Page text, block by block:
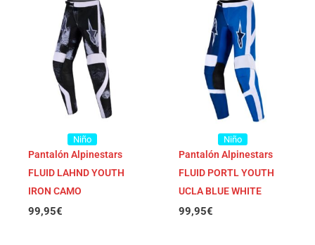
Niño
Pantalón Alpinestars
FLUID LAHND YOUTH
IRON CAMO
99,95€
Niño
Pantalón Alpinestars
FLUID PORTL YOUTH
UCLA BLUE WHITE
99,95€